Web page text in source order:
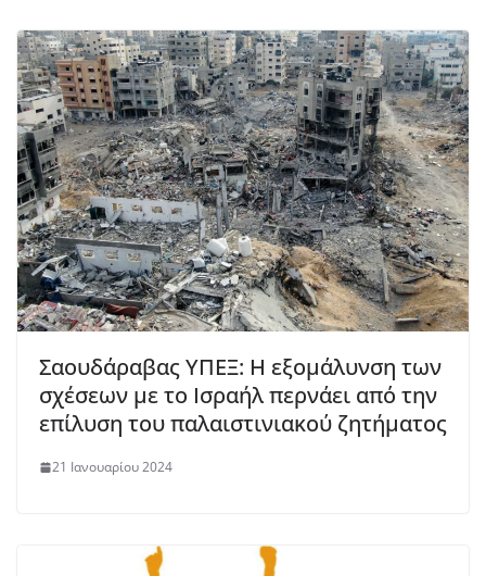
Σαουδάραβας ΥΠΕΞ: Η εξομάλυνση των
σχέσεων με το Ισραήλ περνάει από την
επίλυση του παλαιστινιακού ζητήματος
21 Ιανουαρίου 2024